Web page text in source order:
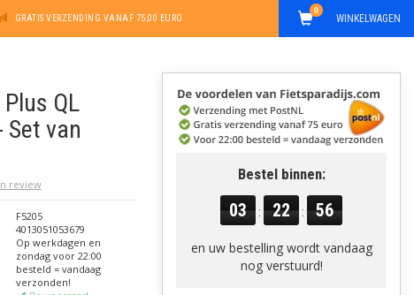
GRATIS VERZENDING VANAF 75,00 EURO WINKELWAGEN
0
QL
Set van
review
F5205
4013051053679
Op werkdagen en
zondag voor 22:00
besteld = vandaag
verzonden!
Bestel binnen:
03 : 22 : 55
en uw bestelling wordt vandaag
nog verstuurd!